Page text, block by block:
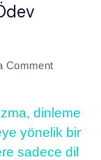
Commenton
dinleme
yönelik bir
sadece dil